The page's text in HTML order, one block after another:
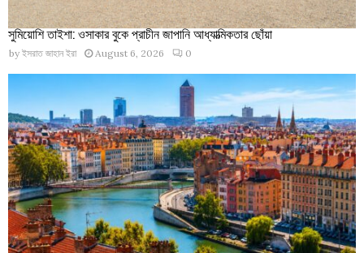
সুমিয়োশি তাইশা: ওসাকার বুকে প্রাচীন জাপানি আধ্যাত্মিকতার ছোঁয়া
by ইসরাত জাহান ইরা August 6, 2026 0